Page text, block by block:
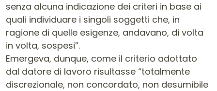
senza alcuna indicazione dei criteri in base ai
quali individuare i singoli soggetti che, in
ragione di quelle esigenze, andavano, di volta
in volta, sospesi”.
Emergeva, dunque, come il criterio adottato
dal datore di lavoro risultasse “totalmente
discrezionale, non concordato, non desumibile